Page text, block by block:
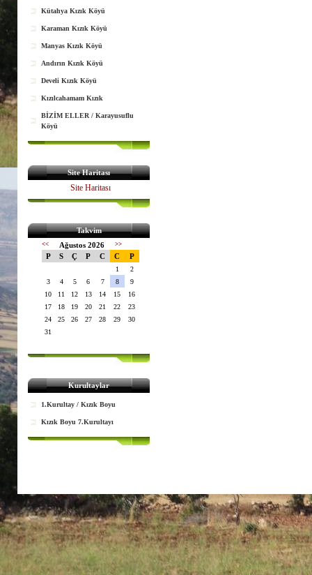
Kütahya Kızık Köyü
Karaman Kızık Köyü
Manyas Kızık Köyü
Andırın Kızık Köyü
Develi Kızık Köyü
Kızılcahamam Kızık
BİZİM ELLER / Karayusuflu
Köyü
Site Haritası
Site Haritası
Takvim
<< Ağustos 2026 >>
P S Ç P C C P
1
2
3
4 5 6 7 8
9
10
11 12 13 14 15
16
17
18 19 20 21 22
23
24
25 26 27 28 29
30
31
Kurultaylar
1.Kurultay / Kızık Boyu
Kızık Boyu 7.Kurultayı